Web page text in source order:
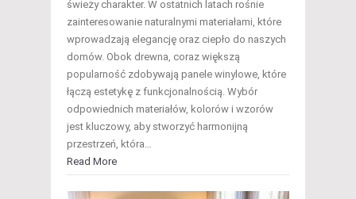
świeży charakter. W ostatnich latach rośnie
zainteresowanie naturalnymi materiałami, które
wprowadzają elegancję oraz ciepło do naszych
domów. Obok drewna, coraz większą
popularność zdobywają panele winylowe, które
łączą estetykę z funkcjonalnością. Wybór
odpowiednich materiałów, kolorów i wzorów
jest kluczowy, aby stworzyć harmonijną
przestrzeń, która…
Read More